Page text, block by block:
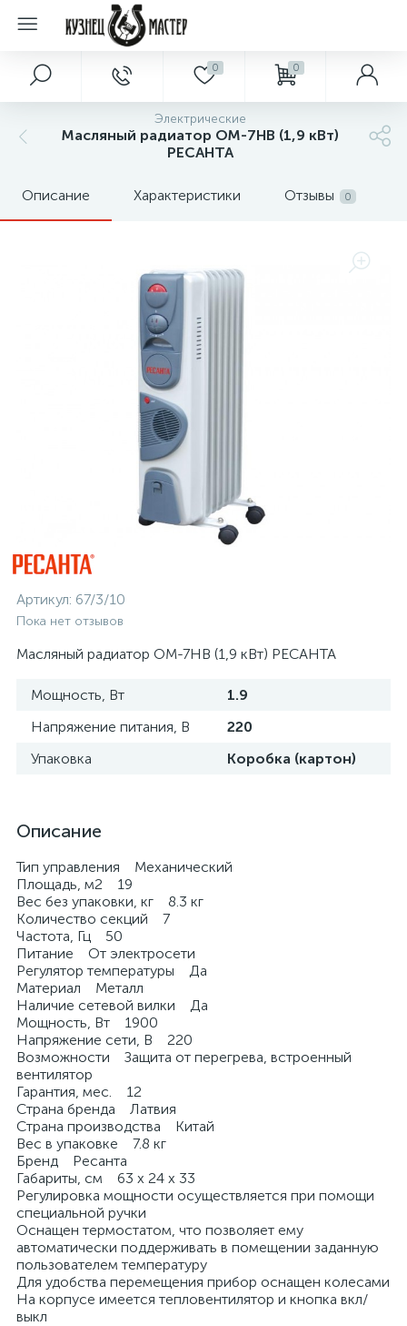
0 0
Электрические
Масляный радиатор ОМ-7НВ (1,9 кВт)
РЕСАНТА
Описание Характеристики Отзывы 0
Артикул: 67/3/10
Пока нет отзывов
Масляный радиатор ОМ-7НВ (1,9 кВт) РЕСАНТА
Мощность, Вт
1.9
Напряжение питания, В
220
Упаковка
Коробка (картон)
Описание
Тип управления Механический
Площадь, м2 19
Вес без упаковки, кг 8.3 кг
Количество секций 7
Частота, Гц 50
Питание От электросети
Регулятор температуры Да
Материал Металл
Наличие сетевой вилки Да
Мощность, Вт 1900
Напряжение сети, В 220
Возможности Защита от перегрева, встроенный
вентилятор
Гарантия, мес. 12
Страна бренда Латвия
Страна производства Китай
Вес в упаковке 7.8 кг
Бренд Ресанта
Габариты, см 63 х 24 х 33
Регулировка мощности осуществляется при помощи
специальной ручки
Оснащен термостатом, что позволяет ему
автоматически поддерживать в помещении заданную
пользователем температуру
Для удобства перемещения прибор оснащен колесами
На корпусе имеется тепловентилятор и кнопка вкл/
выкл